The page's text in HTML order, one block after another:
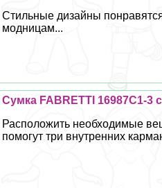
Стильные дизайны
модницам...
Сумка FABRETTI 16987C1-3
Расположить необходимые
помогут три внутренних